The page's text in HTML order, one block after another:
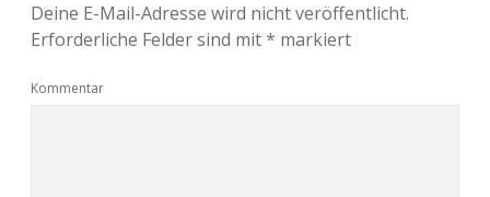
Deine E-Mail-Adresse wird nicht veröffentlicht.
Erforderliche Felder sind mit* markiert
Kommentar